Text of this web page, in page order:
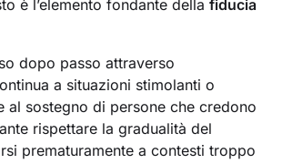
è l’elemento fondante dellafiducia
dopo passo attraverso
a situazioni stimolanti o
al sostegno di persone che credono
rispettare la gradualità del
prematuramente a contesti troppo